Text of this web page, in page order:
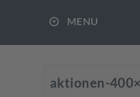
MENU
aktionen-